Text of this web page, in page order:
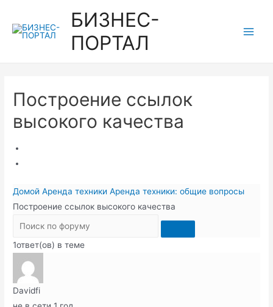
содержимому
БИЗНЕС-
ПОРТАЛ
Построение ссылок
высокого качества
Домой Аренда техники Аренда техники: общие вопросы
Построение ссылок высокого качества
1ответ(ов) в теме
Davidfi